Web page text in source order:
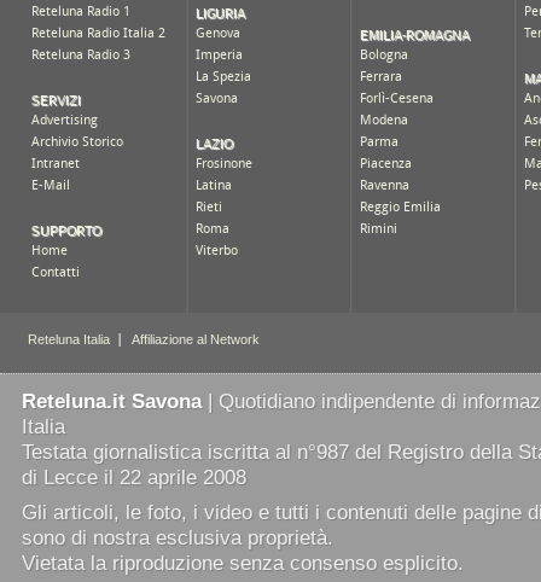
Reteluna.it Savona| Quotidiano indipendente di
Italia
Testata giornalistica iscritta al n°987 del Registro della
di Lecce il 22 aprile 2008
Gli articoli, le foto, i video e tutti i contenuti delle pagine
sono di nostra esclusiva proprietà.
Vietata la riproduzione senza consenso esplicito.